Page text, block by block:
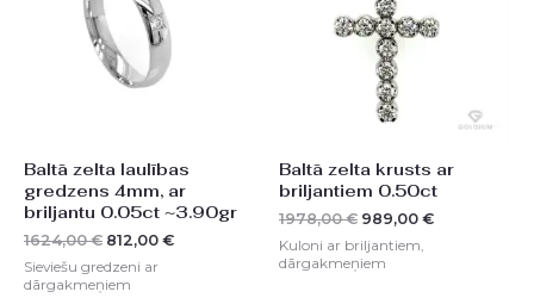
Baltā zelta laulības
gredzens 4mm, ar
briljantu 0.05ct ~3.90gr
1624,00€ 812,00 €
Sieviešu gredzeni ar
dārgakmeņiem
Baltā zelta krusts ar
briljantiem 0.50ct
1978,00€ 989,00 €
Kuloni ar briljantiem,
dārgakmeņiem